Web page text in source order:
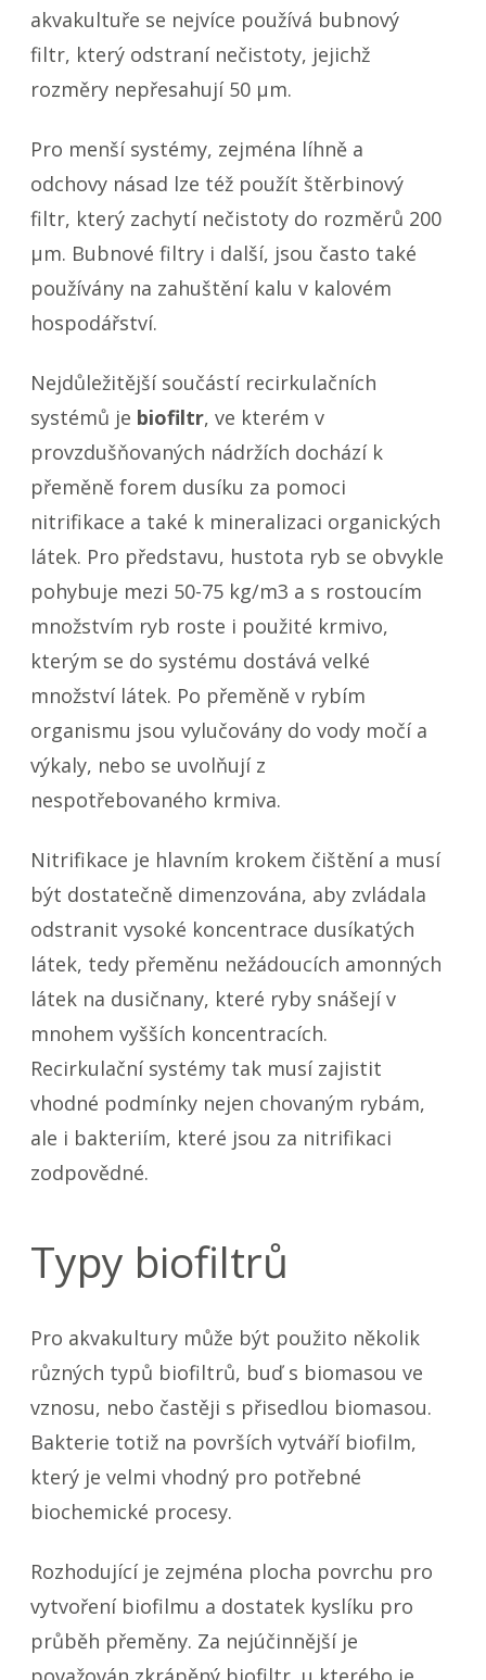
akvakultuře se nejvíce používá bubnový
filtr, který odstraní nečistoty, jejichž
rozměry nepřesahují 50 µm.
Pro menší systémy, zejména líhně a
odchovy násad lze též použít štěrbinový
filtr, který zachytí nečistoty do rozměrů 200
µm. Bubnové filtry i další, jsou často také
používány na zahuštění kalu v kalovém
hospodářství.
Nejdůležitější součástí recirkulačních
systémů je biofiltr, ve kterém v
provzdušňovaných nádržích dochází k
přeměně forem dusíku za pomoci
nitrifikace a také k mineralizaci organických
látek. Pro představu, hustota ryb se obvykle
pohybuje mezi 50-75 kg/m3 a s rostoucím
množstvím ryb roste i použité krmivo,
kterým se do systému dostává velké
množství látek. Po přeměně v rybím
organismu jsou vylučovány do vody močí a
výkaly, nebo se uvolňují z
nespotřebovaného krmiva.
Nitrifikace je hlavním krokem čištění a musí
být dostatečně dimenzována, aby zvládala
odstranit vysoké koncentrace dusíkatých
látek, tedy přeměnu nežádoucích amonných
látek na dusičnany, které ryby snášejí v
mnohem vyšších koncentracích.
Recirkulační systémy tak musí zajistit
vhodné podmínky nejen chovaným rybám,
ale i bakteriím, které jsou za nitrifikaci
zodpovědné.
Typy biofiltrů
Pro akvakultury může být použito několik
různých typů biofiltrů, buď s biomasou ve
vznosu, nebo častěji s přisedlou biomasou.
Bakterie totiž na površích vytváří biofilm,
který je velmi vhodný pro potřebné
biochemické procesy.
Rozhodující je zejména plocha povrchu pro
vytvoření biofilmu a dostatek kyslíku pro
průběh přeměny. Za nejúčinnější je